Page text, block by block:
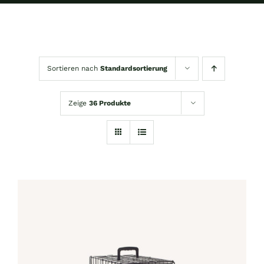
Sortieren nach Standardsortierung
Zeige 36 Produkte